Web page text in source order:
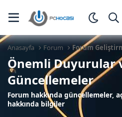
Anasayfa Forum Forum
Önemli Duyurular
Güncellemeler
Forum hakkında güncellemeler,
hakkında bilgiler